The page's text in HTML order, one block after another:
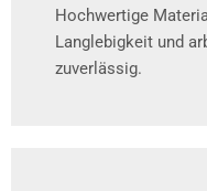
Hochwertige
Langlebigkeit und
zuverlässig.